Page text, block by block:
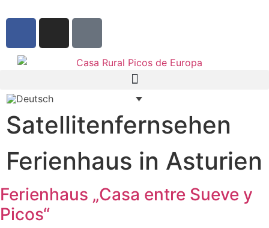
Satellitenfernsehen
Ferienhaus in Asturien
Ferienhaus „Casa entre Sueve y
Picos“